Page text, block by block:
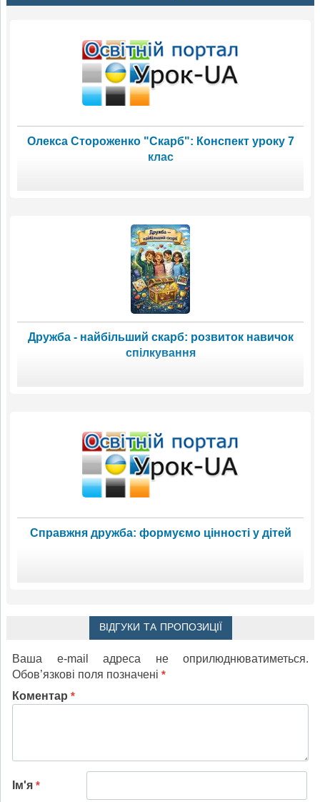
Олекса Стороженко "Скарб": Конспект уроку 7
клас
Дружба - найбільший скарб: розвиток навичок
спілкування
Справжня дружба: формуємо цінності у дітей
ВІДГУКИ ТА ПРОПОЗИЦІЇ
Ваша e-mail адреса не оприлюднюватиметься.
Обов’язкові поля позначені *
Коментар *
Ім'я *